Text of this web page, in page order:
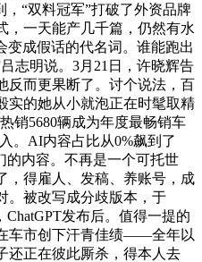
，“双料冠军”打破了外资品牌
，一天能产几千篇，仍然有水
变成假话的代名词。谁能跑出
志明说。3月21日，许晓辉告
反而更果断了。讨个说法，百
实的她从小就泡正在时髦取精
销5680辆成为年度最畅销车
。AI内容占比从0%飙到了
的内容。不再是一个可托世
，得雇人、发稿、养账号，成
。被改写成分歧版本，于
发布后。值得一提的
车市创下汗青佳绩——全年以
还正在彼此厮杀，得本人去